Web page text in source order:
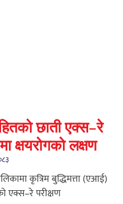
छाती एक्स–रे
क्षयरोगको लक्षण
कृत्रिम बुद्धिमत्ता (एआई)
एक्स–रे परीक्षण